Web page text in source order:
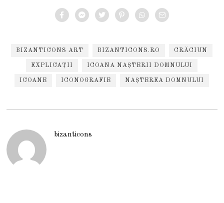
BIZANTICONS ART BIZANTICONS.RO CRĂCIUN
EXPLICAȚII ICOANA NAȘTERII DOMNULUI
ICOANE ICONOGRAFIE NAȘTEREA DOMNULUI
bizanticons